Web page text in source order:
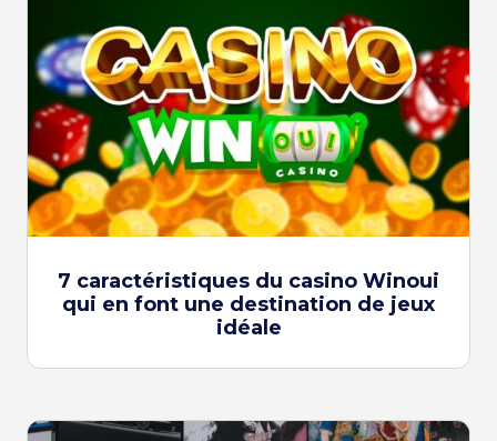
7 caractéristiques du casino Winoui
qui en font une destination de jeux
idéale